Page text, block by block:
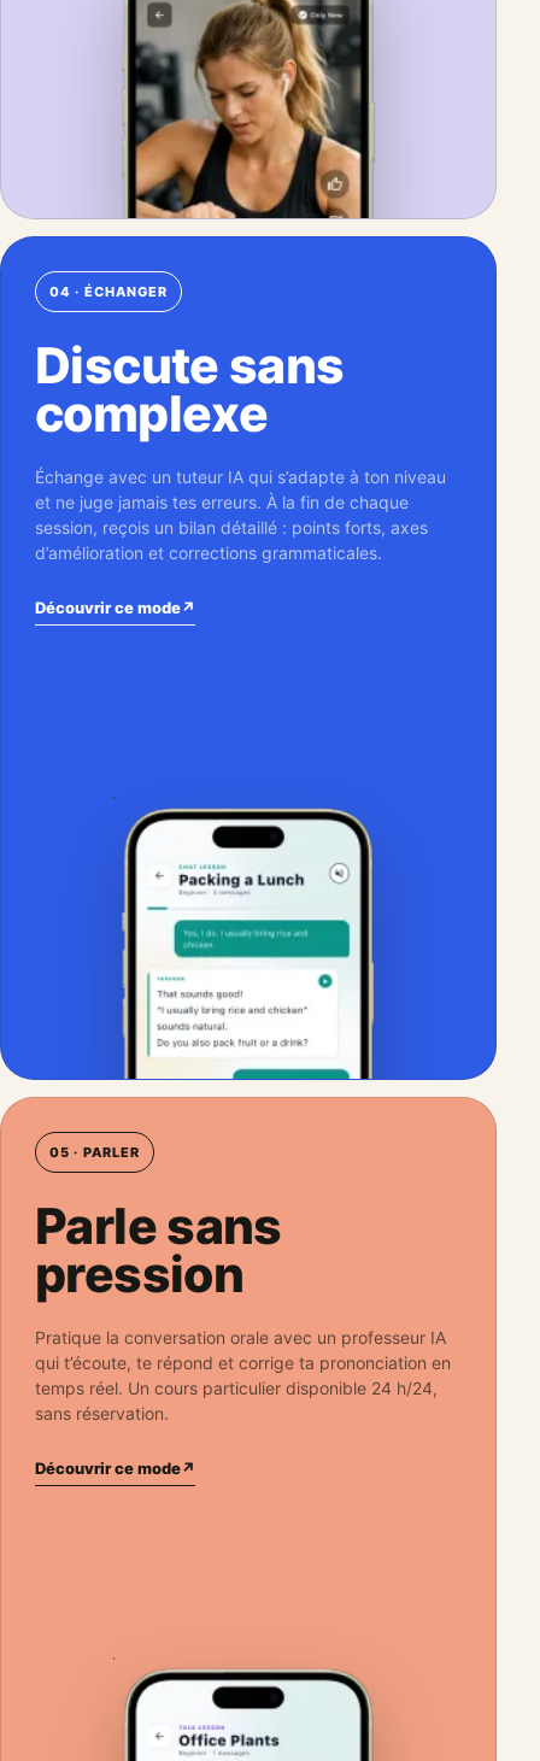
04 · ÉCHANGER
Discute sans
complexe
Échange avec un tuteur IA qui s’adapte à ton niveau
et ne juge jamais tes erreurs. À la fin de chaque
session, reçois un bilan détaillé : points forts, axes
d’amélioration et corrections grammaticales.
Découvrir ce mode↗
05 · PARLER
Parle sans
pression
Pratique la conversation orale avec un professeur IA
qui t’écoute, te répond et corrige ta prononciation en
temps réel. Un cours particulier disponible 24 h/24,
sans réservation.
Découvrir ce mode↗